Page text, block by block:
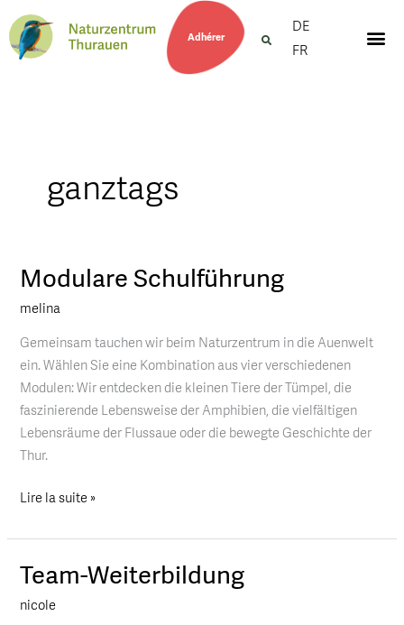
Adhérer
DE
FR
ganztags
Modulare Schulführung
melina
Gemeinsam tauchen wir beim Naturzentrum in die Auenwelt
ein. Wählen Sie eine Kombination aus vier verschiedenen
Modulen: Wir entdecken die kleinen Tiere der Tümpel, die
faszinierende Lebensweise der Amphibien, die vielfältigen
Lebensräume der Flussaue oder die bewegte Geschichte der
Thur.
Modulare
Lire la suite »
Team-Weiterbildung
nicole
Team-